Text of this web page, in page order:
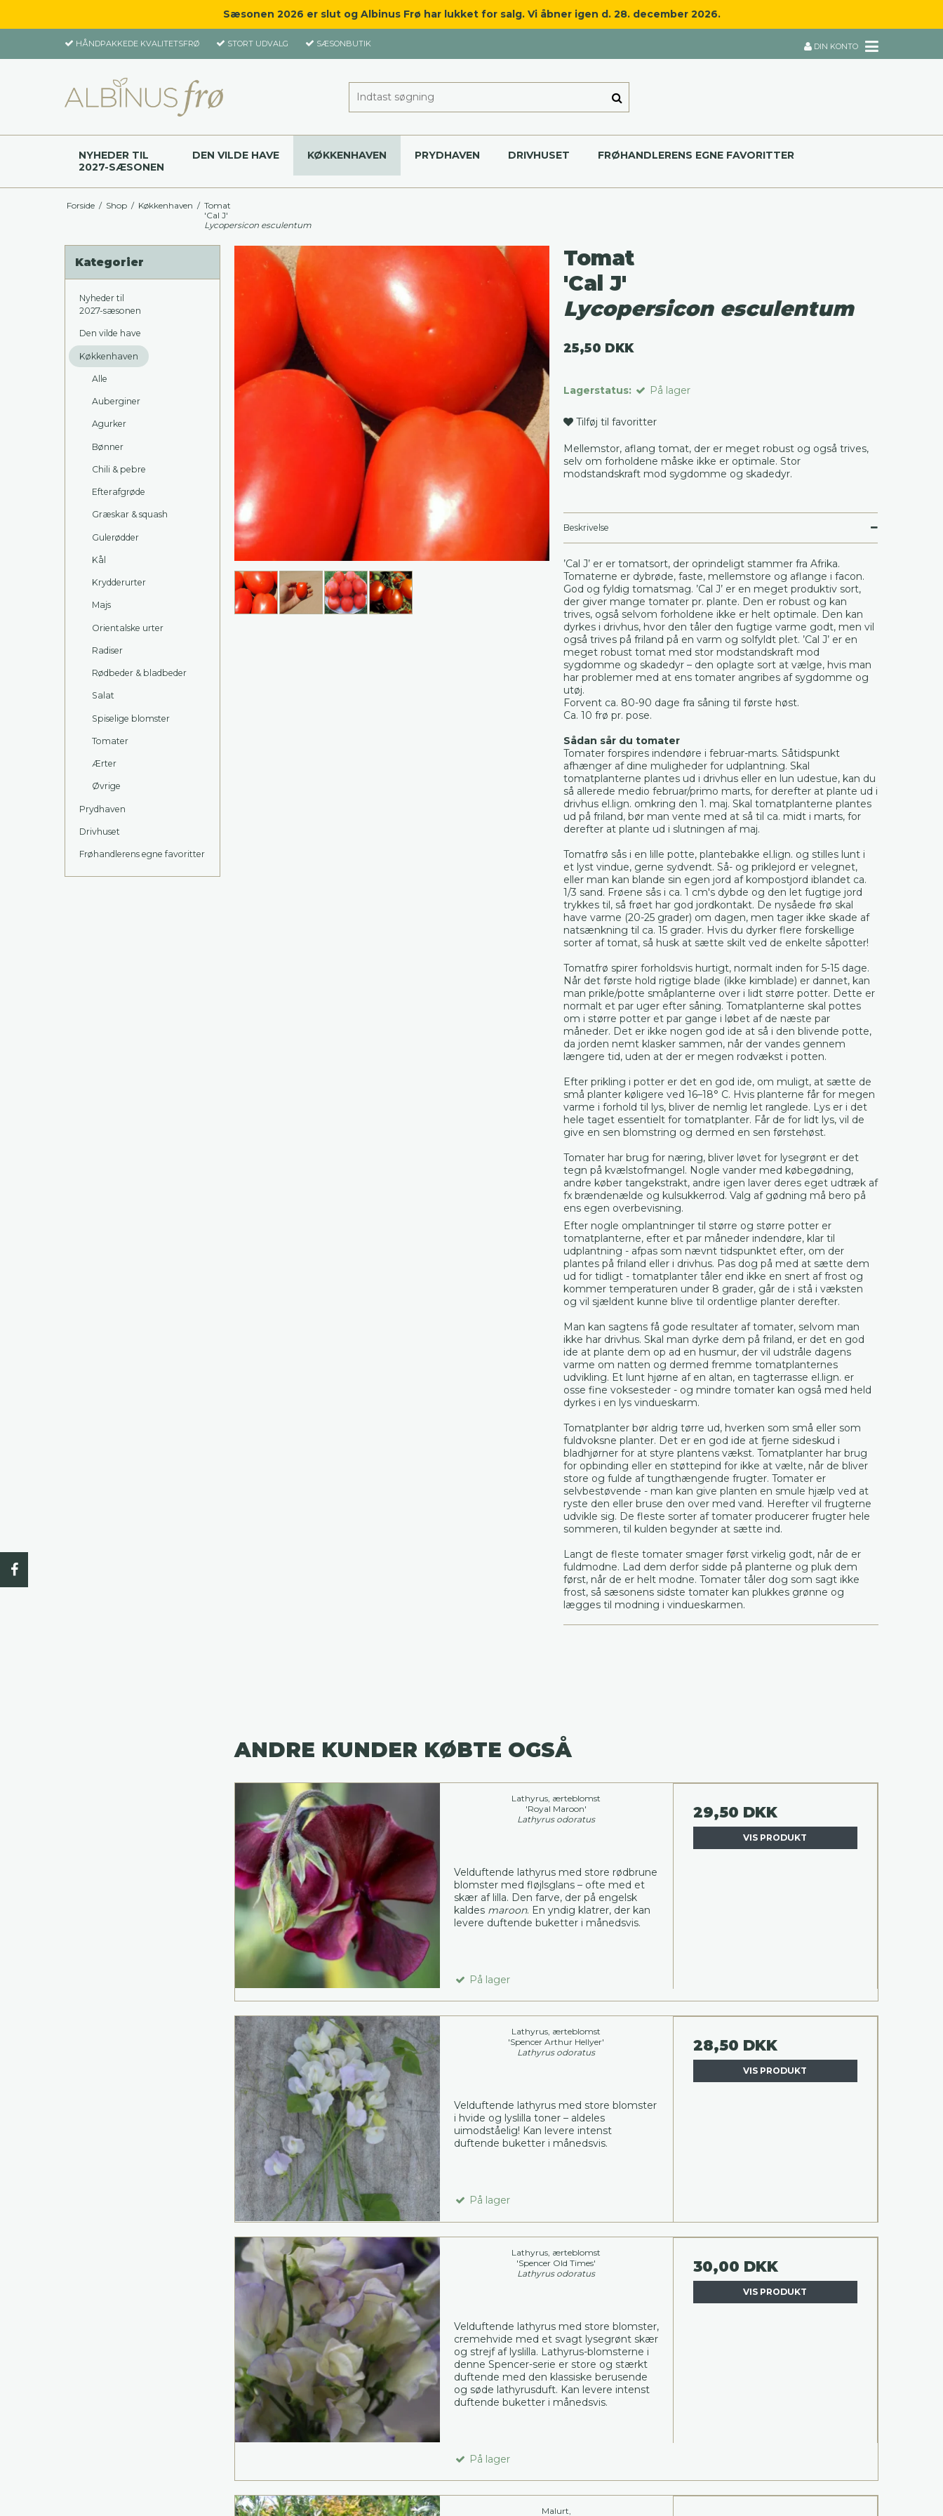
Sæsonen 2026 er slut og Albinus Frø har lukket for salg. Vi åbner igen d. 28. december 2026.
HÅNDPAKKEDE KVALITETSFRØ STORT UDVALG SÆSONBUTIK DIN KONTO
NYHEDER TIL
2027-SÆSONEN
DEN VILDE HAVE KØKKENHAVEN PRYDHAVEN DRIVHUSET FRØHANDLERENS EGNE FAVORITTER
Forside / Shop / Køkkenhaven / Tomat
'Cal J'
Lycopersicon esculentum
Kategorier
Nyheder til
2027-sæsonen
Den vilde have
Køkkenhaven
Alle
Auberginer
Agurker
Bønner
Chili & pebre
Efterafgrøde
Græskar & squash
Gulerødder
Kål
Krydderurter
Majs
Orientalske urter
Radiser
Rødbeder & bladbeder
Salat
Spiselige blomster
Tomater
Ærter
Øvrige
Prydhaven
Drivhuset
Frøhandlerens egne favoritter
Tomat
'Cal J'
Lycopersicon esculentum
25,50 DKK
Lagerstatus: På lager
Tilføj til favoritter
Mellemstor, aflang tomat, der er meget robust og også trives,
selv om forholdene måske ikke er optimale. Stor
modstandskraft mod sygdomme og skadedyr.
Beskrivelse
’Cal J’ er er tomatsort, der oprindeligt stammer fra Afrika.
Tomaterne er dybrøde, faste, mellemstore og aflange i facon.
God og fyldig tomatsmag. ’Cal J’ er en meget produktiv sort,
der giver mange tomater pr. plante. Den er robust og kan
trives, også selvom forholdene ikke er helt optimale. Den kan
dyrkes i drivhus, hvor den tåler den fugtige varme godt, men vil
også trives på friland på en varm og solfyldt plet. ’Cal J’ er en
meget robust tomat med stor modstandskraft mod
sygdomme og skadedyr – den oplagte sort at vælge, hvis man
har problemer med at ens tomater angribes af sygdomme og
utøj.
Forvent ca. 80-90 dage fra såning til første høst.
Ca. 10 frø pr. pose.
Sådan sår du tomater
Tomater forspires indendøre i februar-marts. Såtidspunkt
afhænger af dine muligheder for udplantning. Skal
tomatplanterne plantes ud i drivhus eller en lun udestue, kan du
så allerede medio februar/primo marts, for derefter at plante ud i
drivhus el.lign. omkring den 1. maj. Skal tomatplanterne plantes
ud på friland, bør man vente med at så til ca. midt i marts, for
derefter at plante ud i slutningen af maj.
Tomatfrø sås i en lille potte, plantebakke el.lign. og stilles lunt i
et lyst vindue, gerne sydvendt. Så- og priklejord er velegnet,
eller man kan blande sin egen jord af kompostjord iblandet ca.
1/3 sand. Frøene sås i ca. 1 cm's dybde og den let fugtige jord
trykkes til, så frøet har god jordkontakt. De nysåede frø skal
have varme (20-25 grader) om dagen, men tager ikke skade af
natsænkning til ca. 15 grader. Hvis du dyrker flere forskellige
sorter af tomat, så husk at sætte skilt ved de enkelte såpotter!
Tomatfrø spirer forholdsvis hurtigt, normalt inden for 5-15 dage.
Når det første hold rigtige blade (ikke kimblade) er dannet, kan
man prikle/potte småplanterne over i lidt større potter. Dette er
normalt et par uger efter såning. Tomatplanterne skal pottes
om i større potter et par gange i løbet af de næste par
måneder. Det er ikke nogen god ide at så i den blivende potte,
da jorden nemt klasker sammen, når der vandes gennem
længere tid, uden at der er megen rodvækst i potten.
Efter prikling i potter er det en god ide, om muligt, at sætte de
små planter køligere ved 16–18° C. Hvis planterne får for megen
varme i forhold til lys, bliver de nemlig let ranglede. Lys er i det
hele taget essentielt for tomatplanter. Får de for lidt lys, vil de
give en sen blomstring og dermed en sen førstehøst.
Tomater har brug for næring, bliver løvet for lysegrønt er det
tegn på kvælstofmangel. Nogle vander med købegødning,
andre køber tangekstrakt, andre igen laver deres eget udtræk af
fx brændenælde og kulsukkerrod. Valg af gødning må bero på
ens egen overbevisning.
Efter nogle omplantninger til større og større potter er
tomatplanterne, efter et par måneder indendøre, klar til
udplantning - afpas som nævnt tidspunktet efter, om der
plantes på friland eller i drivhus. Pas dog på med at sætte dem
ud for tidligt - tomatplanter tåler end ikke en snert af frost og
kommer temperaturen under 8 grader, går de i stå i væksten
og vil sjældent kunne blive til ordentlige planter derefter.
Man kan sagtens få gode resultater af tomater, selvom man
ikke har drivhus. Skal man dyrke dem på friland, er det en god
ide at plante dem op ad en husmur, der vil udstråle dagens
varme om natten og dermed fremme tomatplanternes
udvikling. Et lunt hjørne af en altan, en tagterrasse el.lign. er
osse fine voksesteder - og mindre tomater kan også med held
dyrkes i en lys vindueskarm.
Tomatplanter bør aldrig tørre ud, hverken som små eller som
fuldvoksne planter. Det er en god ide at fjerne sideskud i
bladhjørner for at styre plantens vækst. Tomatplanter har brug
for opbinding eller en støttepind for ikke at vælte, når de bliver
store og fulde af tungthængende frugter. Tomater er
selvbestøvende - man kan give planten en smule hjælp ved at
ryste den eller bruse den over med vand. Herefter vil frugterne
udvikle sig. De fleste sorter af tomater producerer frugter hele
sommeren, til kulden begynder at sætte ind.
Langt de fleste tomater smager først virkelig godt, når de er
fuldmodne. Lad dem derfor sidde på planterne og pluk dem
først, når de er helt modne. Tomater tåler dog som sagt ikke
frost, så sæsonens sidste tomater kan plukkes grønne og
lægges til modning i vindueskarmen.
ANDRE KUNDER KØBTE OGSÅ
Lathyrus, ærteblomst
'Royal Maroon'
Lathyrus odoratus
Velduftende lathyrus med store rødbrune
blomster med fløjlsglans – ofte med et
skær af lilla. Den farve, der på engelsk
kaldes maroon. En yndig klatrer, der kan
levere duftende buketter i månedsvis.
På lager
29,50 DKK
VIS PRODUKT
Lathyrus, ærteblomst
'Spencer Arthur Hellyer'
Lathyrus odoratus
Velduftende lathyrus med store blomster
i hvide og lyslilla toner – aldeles
uimodståelig! Kan levere intenst
duftende buketter i månedsvis.
På lager
28,50 DKK
VIS PRODUKT
Lathyrus, ærteblomst
'Spencer Old Times'
Lathyrus odoratus
Velduftende lathyrus med store blomster,
cremehvide med et svagt lysegrønt skær
og strejf af lyslilla. Lathyrus-blomsterne i
denne Spencer-serie er store og stærkt
duftende med den klassiske berusende
og søde lathyrusduft. Kan levere intenst
duftende buketter i månedsvis.
På lager
30,00 DKK
VIS PRODUKT
Malurt,